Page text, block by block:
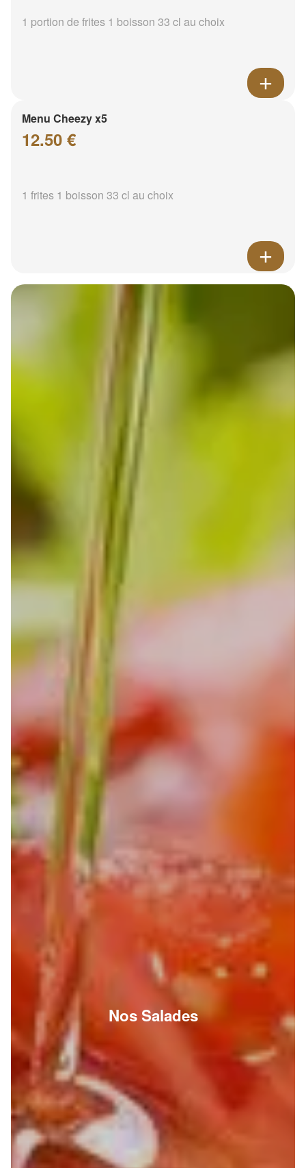
1 portion de frites 1 boisson 33 cl au choix
Menu Cheezy x5
12.50 €
1 frites 1 boisson 33 cl au choix
Nos Salades